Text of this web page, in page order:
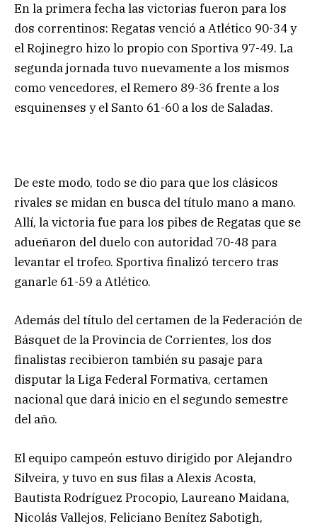
En la primera fecha las victorias fueron para los
dos correntinos: Regatas venció a Atlético 90-34 y
el Rojinegro hizo lo propio con Sportiva 97-49. La
segunda jornada tuvo nuevamente a los mismos
como vencedores, el Remero 89-36 frente a los
esquinenses y el Santo 61-60 a los de Saladas.
De este modo, todo se dio para que los clásicos
rivales se midan en busca del título mano a mano.
Allí, la victoria fue para los pibes de Regatas que se
adueñaron del duelo con autoridad 70-48 para
levantar el trofeo. Sportiva finalizó tercero tras
ganarle 61-59 a Atlético.
Además del título del certamen de la Federación de
Básquet de la Provincia de Corrientes, los dos
finalistas recibieron también su pasaje para
disputar la Liga Federal Formativa, certamen
nacional que dará inicio en el segundo semestre
del año.
El equipo campeón estuvo dirigido por Alejandro
Silveira, y tuvo en sus filas a Alexis Acosta,
Bautista Rodríguez Procopio, Laureano Maidana,
Nicolás Vallejos, Feliciano Benítez Sabotigh,